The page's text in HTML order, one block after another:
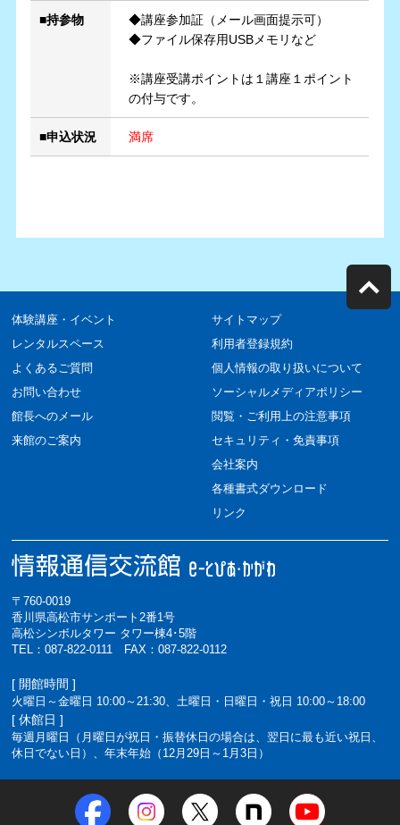
体験講座・イベント
レンタルスペース
よくあるご質問
お問い合わせ
館長へのメール
来館のご案内
サイトマップ
利用者登録規約
個人情報の取り扱いについて
ソーシャルメディアポリシー
閲覧・ご利用上の注意事項
セキュリティ・免責事項
会社案内
各種書式ダウンロード
リンク
〒760-0019
香川県高松市サンポート2番1号
高松シンボルタワー タワー棟4･5階
TEL：087-822-0111 FAX：087-822-0112
[ 開館時間 ]
火曜日～金曜日 10:00～21:30、土曜日・日曜日・祝日 10:00～18:00
[ 休館日 ]
毎週月曜日（月曜日が祝日・振替休日の場合は、翌日に最も近い祝日、
休日でない日）、年末年始（12月29日～1月3日）